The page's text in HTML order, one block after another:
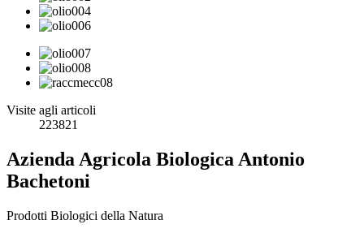
Visite agli articoli
223821
Azienda Agricola Biologica Antonio
Bachetoni
Prodotti Biologici della Natura